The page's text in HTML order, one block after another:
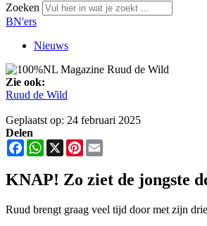
Zoeken
BN'ers
Nieuws
Zie ook:
Ruud de Wild
Geplaatst op: 24 februari 2025
Delen
FacebookWhatsApp
X Pinterest
KNAP! Zo ziet de jongste
Ruud brengt graag veel tijd door met zijn